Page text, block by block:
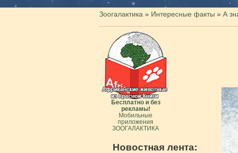
Наши приложения. Бесплатно и без
Зоогалактика » Интересные факты » А
Бесплатно и без
рекламы!
Мобильные
приложения
ЗООГАЛАКТИКА
Новостная лента: